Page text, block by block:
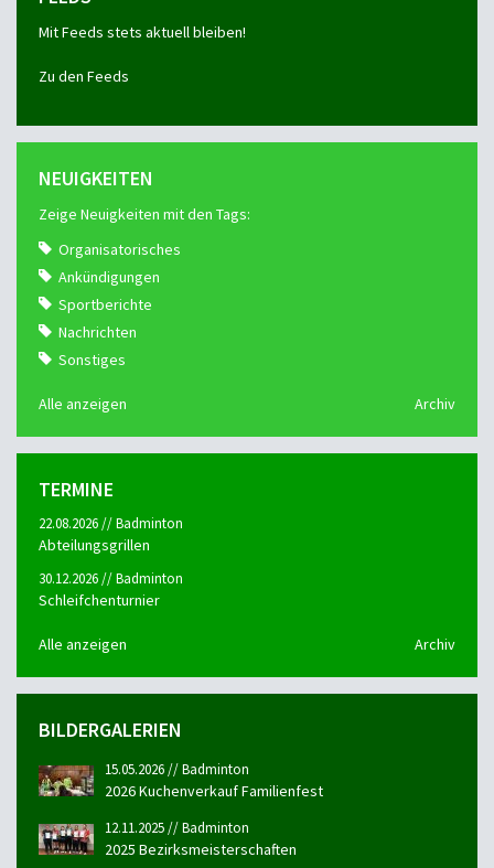
Mit Feeds stets aktuell bleiben!
Zu den Feeds
NEUIGKEITEN
Zeige Neuigkeiten mit den Tags:
Organisatorisches
Ankündigungen
Sportberichte
Nachrichten
Sonstiges
Alle anzeigen Archiv
TERMINE
22.08.2026 // Badminton
Abteilungsgrillen
30.12.2026 // Badminton
Schleifchenturnier
Alle anzeigen Archiv
BILDERGALERIEN
15.05.2026 // Badminton
2026 Kuchenverkauf Familienfest
12.11.2025 // Badminton
2025 Bezirksmeisterschaften